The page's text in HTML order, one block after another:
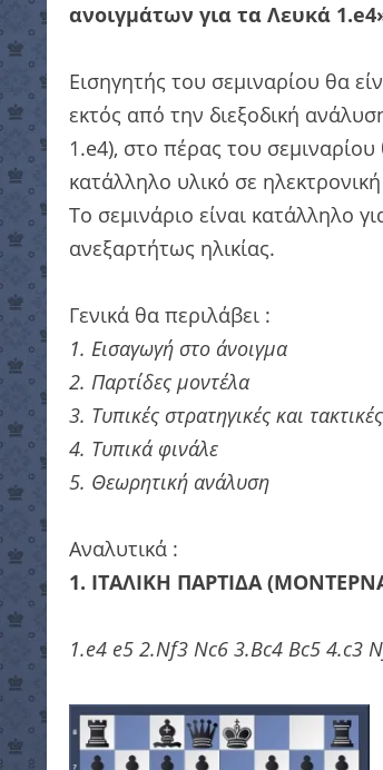
ανοιγμάτων για τα Λευκά
Εισηγητής του σεμιναρίου θα
εκτός από την διεξοδική
1.e4), στο πέρας του
κατάλληλο υλικό σε
Το σεμινάριο είναι κατάλληλο
ανεξαρτήτως ηλικίας.
Γενικά θα περιλάβει :
1. Εισαγωγή στο άνοιγμα
2. Παρτίδες μοντέλα
3. Τυπικές στρατηγικές και
4. Τυπικά φινάλε
5. Θεωρητική ανάλυση
Αναλυτικά :
1. ΙΤΑΛΙΚΗ ΠΑΡΤΙΔΑ
1.e4 e5 2.Nf3 Nc6 3.Bc4 Bc5 4.c3